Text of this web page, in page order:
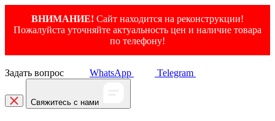
ВНИМАНИЕ! Сайт находится на реконструкции!
Пожалуйста уточняйте актуальность цен и наличие товара
по телефону!
Задать вопрос WhatsApp Telegram
Свяжитесь с нами